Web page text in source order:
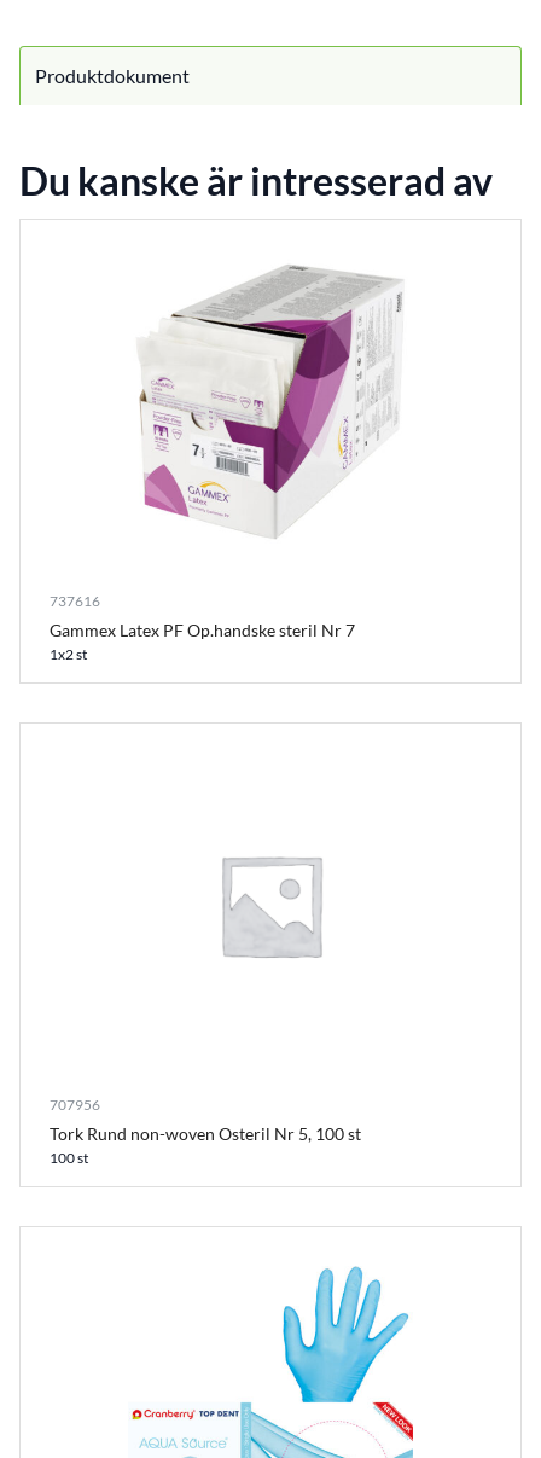
Produktdokument
Du kanske är intresserad av
737616
Gammex Latex PF Op.handske steril Nr 7
1x2 st
707956
Tork Rund non-woven Osteril Nr 5, 100 st
100 st